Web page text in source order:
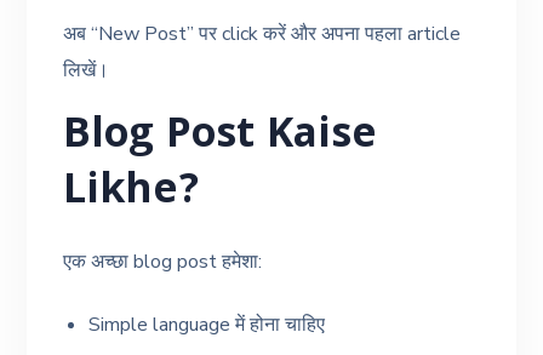
अब “New Post” पर click करें और अपना पहला article
लिखें।
Blog Post Kaise
Likhe?
एक अच्छा blog post हमेशा:
Simple language में होना चाहिए